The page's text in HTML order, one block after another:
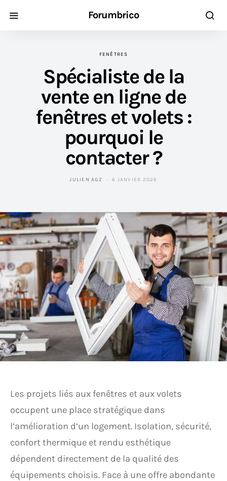
Forumbrico
FENÊTRES
Spécialiste de la
vente en ligne de
fenêtres et volets :
pourquoi le
contacter ?
JULIEN AGZ 6 JANVIER 2026
Les projets liés aux fenêtres et aux volets
occupent une place stratégique dans
l’amélioration d’un logement. Isolation, sécurité,
confort thermique et rendu esthétique
dépendent directement de la qualité des
équipements choisis. Face à une offre abondante